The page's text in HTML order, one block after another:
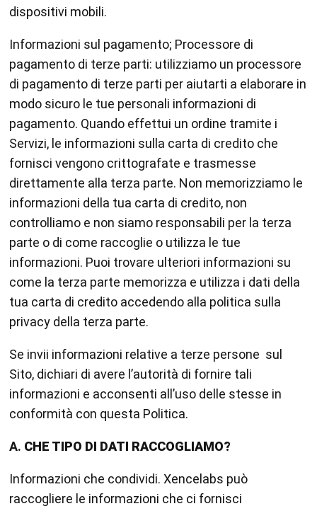
dispositivi mobili.
Informazioni sul pagamento; Processore di
pagamento di terze parti: utilizziamo un processore
di pagamento di terze parti per aiutarti a elaborare in
modo sicuro le tue personali informazioni di
pagamento. Quando effettui un ordine tramite i
Servizi, le informazioni sulla carta di credito che
fornisci vengono crittografate e trasmesse
direttamente alla terza parte. Non memorizziamo le
informazioni della tua carta di credito, non
controlliamo e non siamo responsabili per la terza
parte o di come raccoglie o utilizza le tue
informazioni. Puoi trovare ulteriori informazioni su
come la terza parte memorizza e utilizza i dati della
tua carta di credito accedendo alla politica sulla
privacy della terza parte.
Se invii informazioni relative a terze persone sul
Sito, dichiari di avere l’autorità di fornire tali
informazioni e acconsenti all’uso delle stesse in
conformità con questa Politica.
A. CHE TIPO DI DATI RACCOGLIAMO?
Informazioni che condividi. Xencelabs può
raccogliere le informazioni che ci fornisci